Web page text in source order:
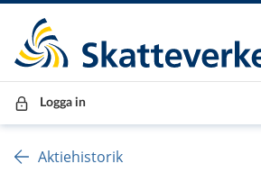
Till innehåll
Till navigationen
Till chattrobot
Logga in
Aktiehistorik